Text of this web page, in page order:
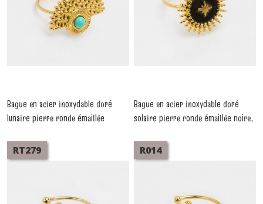
Bague en acier inoxydable doré
lunaire pierre ronde émaillée
Bague en acier inoxydable doré
solaire pierre ronde émaillée noire,
RT279 R014